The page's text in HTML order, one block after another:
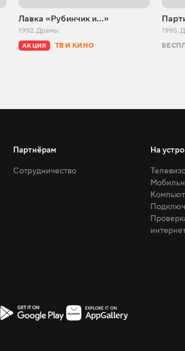
Лавка «Рубинчик и...»
1992, Драмы
АКЦИЯ ТВ И КИНО
1995,
Партнёрам
Сотрудничество
На